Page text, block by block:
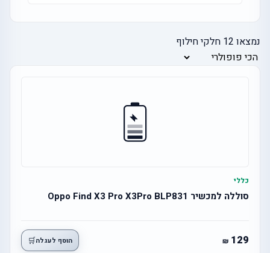
נמצאו 12 חלקי חילוף
כללי
סוללה למכשיר Oppo Find X3 Pro X3Pro BLP831
129 הוסף לעגלה🛒